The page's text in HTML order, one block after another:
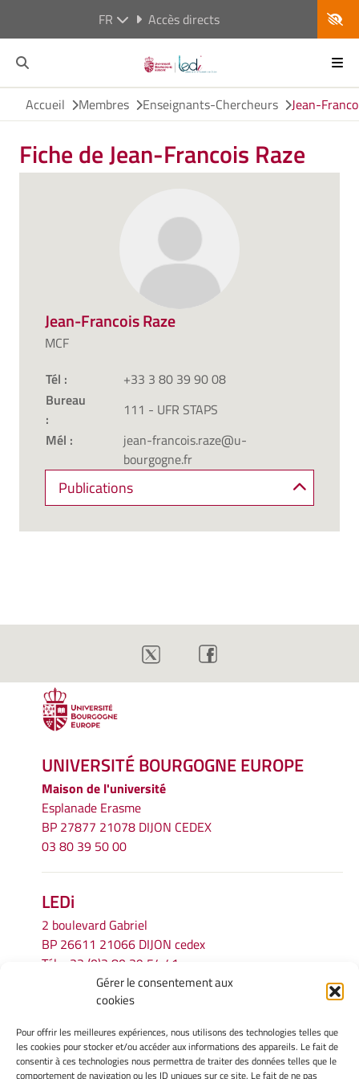
Gérer le consentement aux
cookies
Pour offrir les meilleures expériences, nous utilisons des technologies telles que
les cookies pour stocker et/ou accéder aux informations des appareils. Le fait de
consentir à ces technologies nous permettra de traiter des données telles que le
comportement de navigation ou les ID uniques sur ce site. Le fait de ne pas
FR Accès directs
Accueil Membres Enseignants-Chercheurs Jean-
Fiche de Jean-Francois Raze
Jean-Francois Raze
MCF
Tél :
+33 3 80 39 90 08
Bureau
:
111 - UFR STAPS
Mél :
jean-francois.raze@u-
bourgogne.fr
Publications
UNIVERSITÉ BOURGOGNE EUROPE
Maison de l'université
Esplanade Erasme
BP 27877 21078 DIJON CEDEX
03 80 39 50 00
LEDi
2 boulevard Gabriel
BP 26611 21066 DIJON cedex
Tél.
+33 (0)3 80 39 54 41
secretariat.ledi@u-bourgogne.fr
INFORMATIONS LÉGALES
Mentions légales